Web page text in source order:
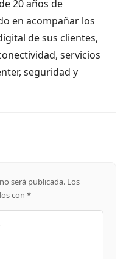
20 años de
en acompañar los
de sus clientes,
servicios
seguridad y
será publicada. Los
con *